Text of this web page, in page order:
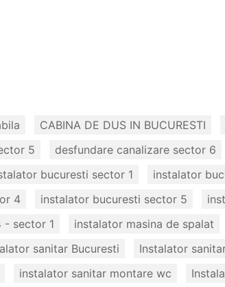
CABINA DE DUS IN BUCURESTI
5
desfundare canalizare sector 6
bucuresti sector 1 instalator
4
instalator bucuresti sector 5
- sector 1
instalator masina de spalat
sanitar Bucuresti Instalator
instalator sanitar montare wc